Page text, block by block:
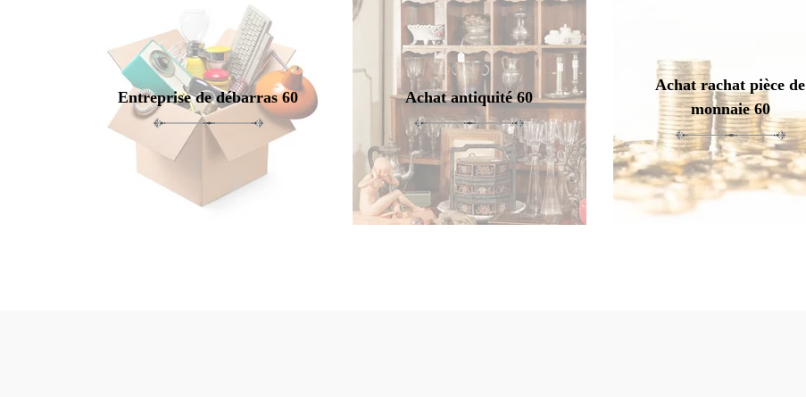
Entreprise de débarras 60 Achat antiquité 60
Achat rachat pièce de
monnaie 60